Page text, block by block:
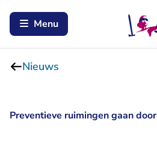
Menu
Nieuws
Preventieve ruimingen gaan door